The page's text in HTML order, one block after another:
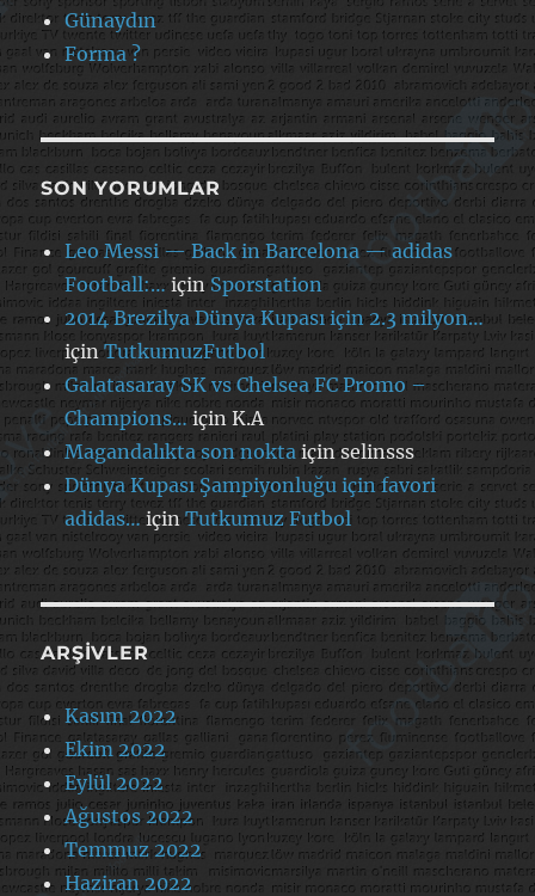
Günaydın
Forma ?
SON YORUMLAR
Leo Messi — Back in Barcelona — adidas
Football:… içinSporstation
2014 Brezilya Dünya Kupası için 2.3 milyon…
içinTutkumuzFutbol
Galatasaray SK vs Chelsea FC Promo –
Champions…içinK.A
Magandalıkta son nokta içinselinsss
Dünya Kupası Şampiyonluğu için favori
adidas…içinTutkumuz Futbol
ARŞIVLER
Kasım 2022
Ekim 2022
Eylül 2022
Ağustos 2022
Temmuz 2022
Haziran 2022